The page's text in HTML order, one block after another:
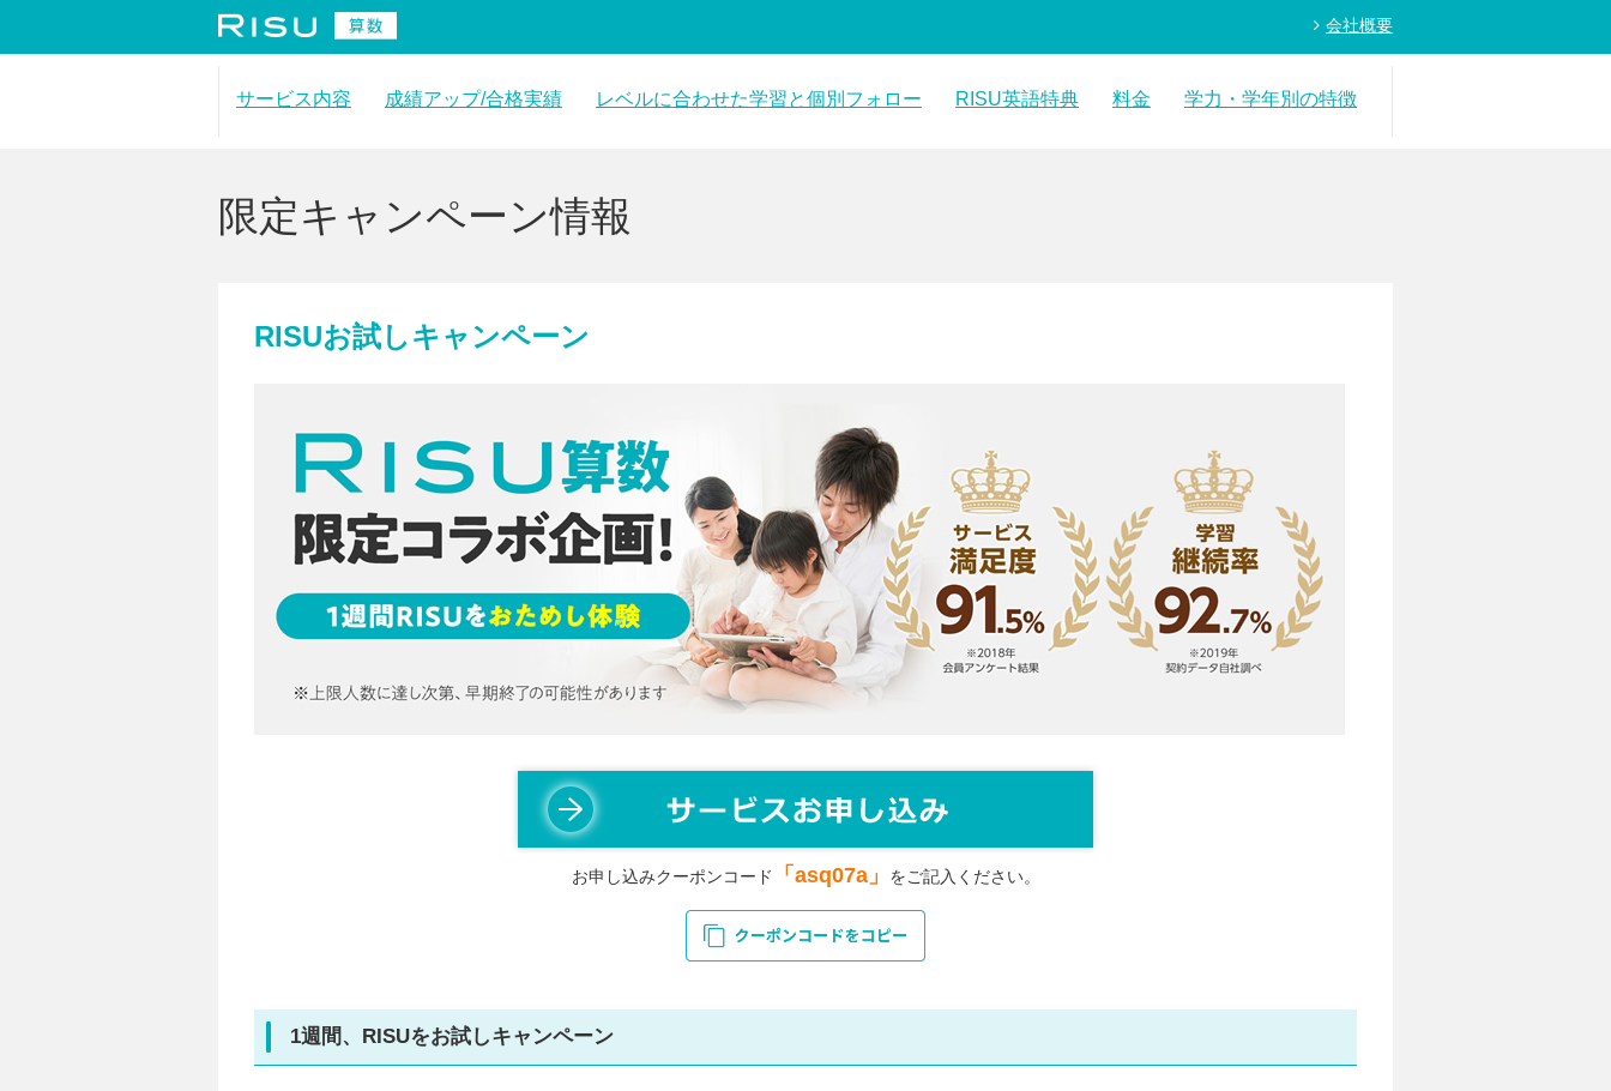
会社概要
サービス内容 成績アップ/合格実績 レベルに合わせた学習と個別フォロー RISU英語特典 料金 学力・学年別の特徴
限定キャンペーン情報
RISUお試しキャンペーン
お申し込みクーポンコード 「asq07a」 をご記入ください。
1週間、RISUをお試しキャンペーン